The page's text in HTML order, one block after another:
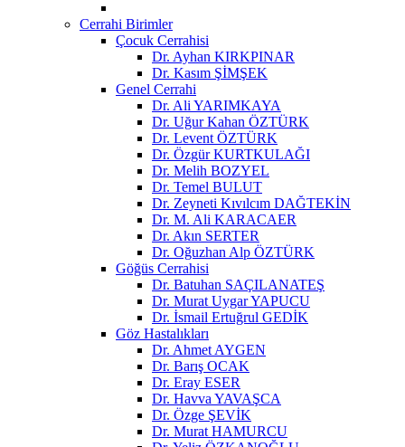
Cerrahi Birimler
Çocuk Cerrahisi
Dr. Ayhan KIRKPINAR
Dr. Kasım ŞİMŞEK
Genel Cerrahi
Dr. Ali YARIMKAYA
Dr. Uğur Kahan ÖZTÜRK
Dr. Levent ÖZTÜRK
Dr. Özgür KURTKULAĞI
Dr. Melih BOZYEL
Dr. Temel BULUT
Dr. Zeyneti Kıvılcım DAĞTEKİN
Dr. M. Ali KARACAER
Dr. Akın SERTER
Dr. Oğuzhan Alp ÖZTÜRK
Göğüs Cerrahisi
Dr. Batuhan SAÇILANATEŞ
Dr. Murat Uygar YAPUCU
Dr. İsmail Ertuğrul GEDİK
Göz Hastalıkları
Dr. Ahmet AYGEN
Dr. Barış OCAK
Dr. Eray ESER
Dr. Havva YAVAŞCA
Dr. Özge ŞEVİK
Dr. Murat HAMURCU